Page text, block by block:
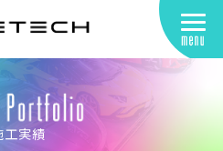
工実績